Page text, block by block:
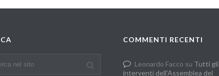
COMMENTI RECENTI
Leonardo Facco su Tutti gli
interventi dell’Assemblea del